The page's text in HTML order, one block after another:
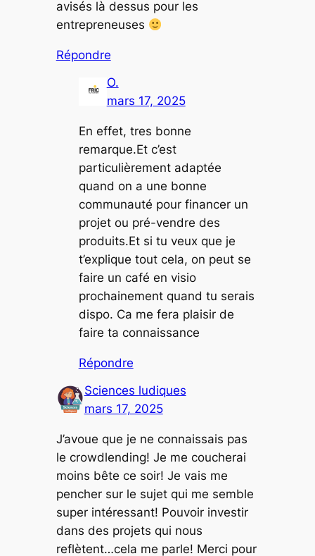
avisés là dessus pour les
entrepreneuses
Répondre
O.
mars 17, 2025
En effet, tres bonne
remarque.Et c’est
particulièrement adaptée
quand on a une bonne
communauté pour financer un
projet ou pré-vendre des
produits.Et si tu veux que je
t’explique tout cela, on peut se
faire un café en visio
prochainement quand tu serais
dispo. Ca me fera plaisir de
faire ta connaissance
Répondre
Sciences ludiques
mars 17, 2025
J’avoue que je ne connaissais pas
le crowdlending! Je me coucherai
moins bête ce soir! Je vais me
pencher sur le sujet qui me semble
super intéressant! Pouvoir investir
dans des projets qui nous
reflètent…cela me parle! Merci pour